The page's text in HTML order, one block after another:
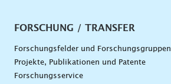
FORSCHUNG / TRANSFER
Forschungsfelder und Forschungsgruppen
Projekte, Publikationen und Patente
Forschungsservice